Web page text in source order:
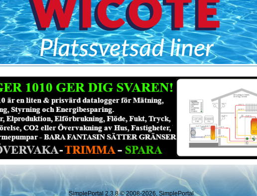
SimplePortal 2.3.8 © 2008-2026, SimplePortal